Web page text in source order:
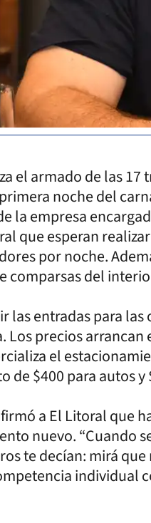
el armado de las 17
noche del
la empresa
que esperan
por noche.
comparsas del
las entradas para
Los precios
el
de $400 para autos y
a El Litoral que
nuevo. “Cuando
te decían: mirá
individual